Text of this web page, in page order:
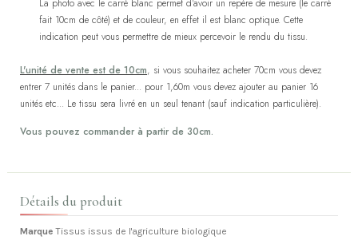
La photo avec le carré blanc permet d'avoir un repère de mesure (le carré
fait 10cm de côté) et de couleur, en effet il est blanc optique. Cette
indication peut vous permettre de mieux percevoir le rendu du tissu.
L'unité de vente est de 10cm, si vous souhaitez acheter 70cm vous devez
entrer 7 unités dans le panier... pour 1,60m vous devez ajouter au panier 16
unités etc... Le tissu sera livré en un seul tenant (sauf indication particulière).
Vous pouvez commander à partir de 30cm.
Détails du produit
Marque Tissus issus de l'agriculture biologique